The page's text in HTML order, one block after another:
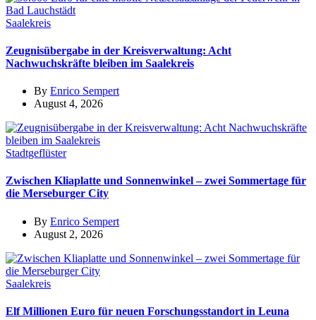
Saalekreis
Zeugnisübergabe in der Kreisverwaltung: Acht
Nachwuchskräfte bleiben im Saalekreis
By Enrico Sempert
August 4, 2026
Stadtgeflüster
Zwischen Kliaplatte und Sonnenwinkel – zwei Sommertage für
die Merseburger City
By Enrico Sempert
August 2, 2026
Saalekreis
Elf Millionen Euro für neuen Forschungsstandort in Leuna